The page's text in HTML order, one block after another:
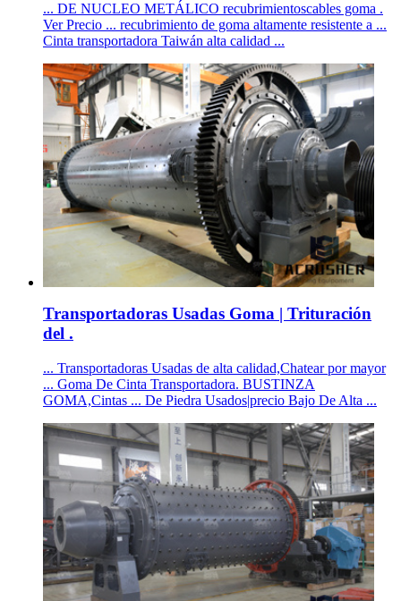
... DE NUCLEO METÁLICO recubrimientoscables goma .
Ver Precio ... recubrimiento de goma altamente resistente a ...
Cinta transportadora Taiwán alta calidad ...
Transportadoras Usadas Goma | Trituración
del .
... Transportadoras Usadas de alta calidad,Chatear por mayor
... Goma De Cinta Transportadora. BUSTINZA
GOMA,Cintas ... De Piedra Usados|precio Bajo De Alta ...